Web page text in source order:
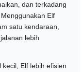
dan terkadang
Elf
satu kendaraan,
lebih
Elf lebih efisien